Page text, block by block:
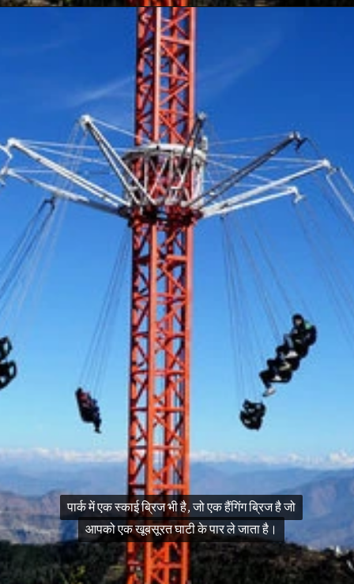
पार्क में एक स्काई ब्रिज भी है, जो एक हैंगिंग ब्रिज है जो
आपको एक खूबसूरत घाटी के पार ले जाता है।
पार्क में एक स्काई ब्रिज भी है, जो एक हैंगिंग ब्रिज है जो
आपको एक खूबसूरत घाटी के पार ले जाता है।